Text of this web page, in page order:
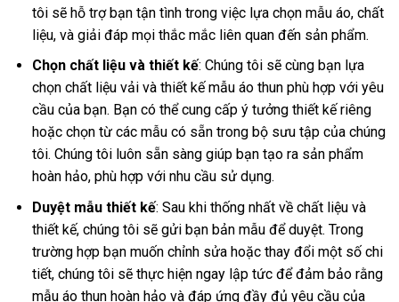
tôi sẽ hỗ trợ bạn tận tình trong việc lựa chọn mẫu áo, chất
liệu, và giải đáp mọi thắc mắc liên quan đến sản phẩm.
Chọn chất liệu và thiết kế: Chúng tôi sẽ cùng bạn lựa
chọn chất liệu vải và thiết kế mẫu áo thun phù hợp với yêu
cầu của bạn. Bạn có thể cung cấp ý tưởng thiết kế riêng
hoặc chọn từ các mẫu có sẵn trong bộ sưu tập của chúng
tôi. Chúng tôi luôn sẵn sàng giúp bạn tạo ra sản phẩm
hoàn hảo, phù hợp với nhu cầu sử dụng.
Duyệt mẫu thiết kế: Sau khi thống nhất về chất liệu và
thiết kế, chúng tôi sẽ gửi bạn bản mẫu để duyệt. Trong
trường hợp bạn muốn chỉnh sửa hoặc thay đổi một số chi
tiết, chúng tôi sẽ thực hiện ngay lập tức để đảm bảo rằng
mẫu áo thun hoàn hảo và đáp ứng đầy đủ yêu cầu của